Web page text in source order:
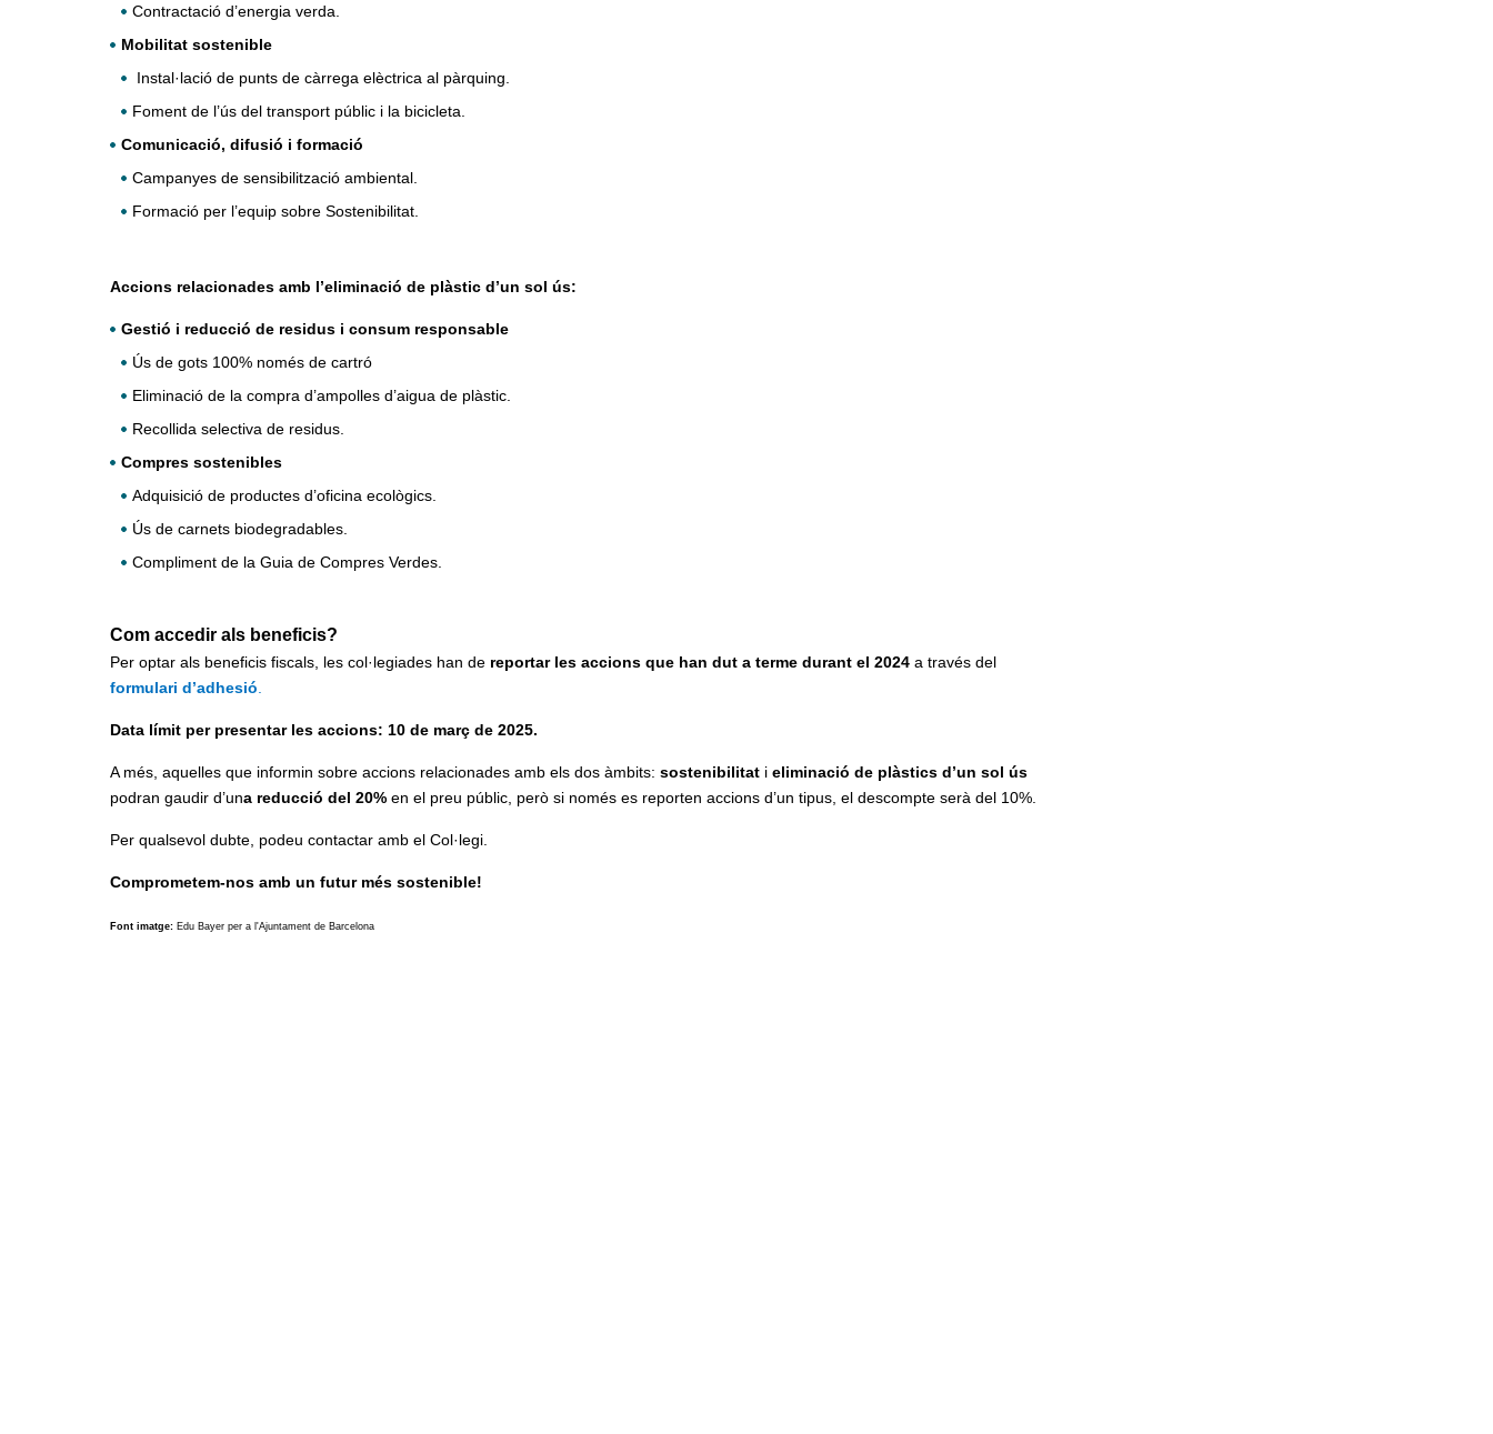
Contractació d’energia verda.
Mobilitat sostenible
Instal·lació de punts de càrrega elèctrica al pàrquing.
Foment de l’ús del transport públic i la bicicleta.
Comunicació, difusió i formació
Campanyes de sensibilització ambiental.
Formació per l’equip sobre Sostenibilitat.
Accions relacionades amb l’eliminació de plàstic d’un sol ús:
Gestió i reducció de residus i consum responsable
Ús de gots 100% només de cartró
Eliminació de la compra d’ampolles d’aigua de plàstic.
Recollida selectiva de residus.
Compres sostenibles
Adquisició de productes d’oficina ecològics.
Ús de carnets biodegradables.
Compliment de la Guia de Compres Verdes.
Com accedir als beneficis?
Per optar als beneficis fiscals, les col·legiades han de reportar les accions que han dut a terme durant el 2024 a través del
formulari d’adhesió
Data límit per presentar les accions: 10 de març de 2025.
A més, aquelles que informin sobre accions relacionades amb els dos àmbits: sostenibilitat i eliminació de plàstics d’un sol ús
podran gaudir d’una reducció del 20% en el preu públic, però si només es reporten accions d’un tipus, el descompte serà del 10%.
Per qualsevol dubte, podeu contactar amb el Col·legi.
Comprometem-nos amb un futur més sostenible!
Font imatge: Edu Bayer per a l'Ajuntament de Barcelona